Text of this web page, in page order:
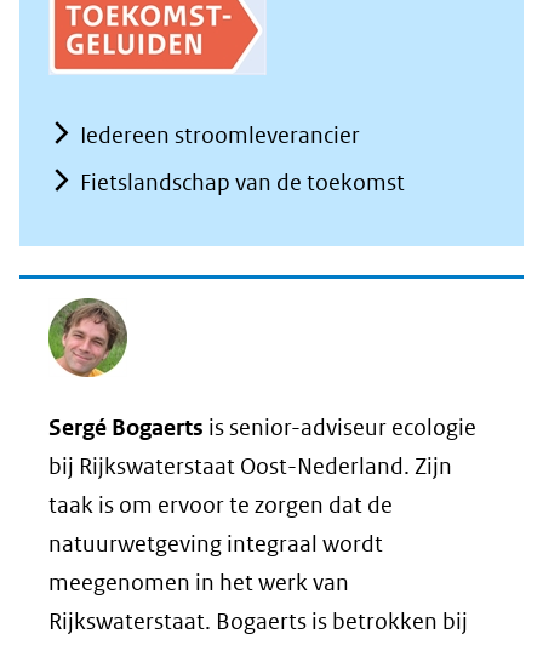
Iedereen stroomleverancier
Fietslandschap van de toekomst
Sergé Bogaerts is senior-adviseur ecologie
bij Rijkswaterstaat Oost-Nederland. Zijn
taak is om ervoor te zorgen dat de
natuurwetgeving integraal wordt
meegenomen in het werk van
Rijkswaterstaat. Bogaerts is betrokken bij